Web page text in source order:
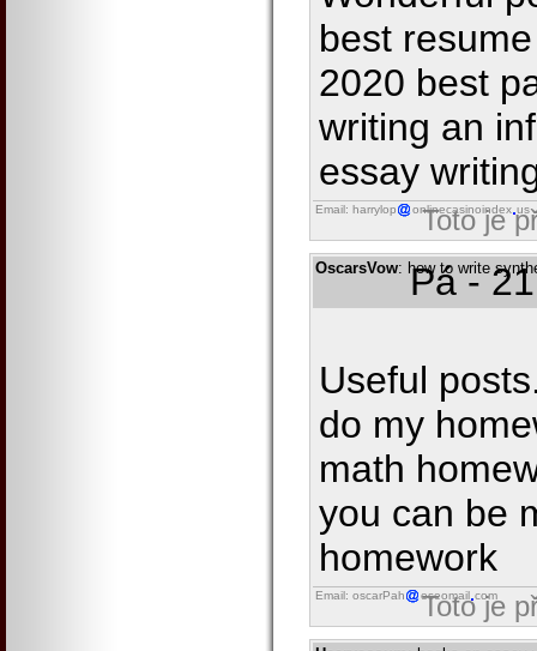
best
2020 best
writing an
essay
Email: harrylop onlinecasinoindex us
Toto je
OscarsVow: how to write
Pá -
Useful
do my
math
you can be
homework
Email: oscarPah eseomail com
Toto je